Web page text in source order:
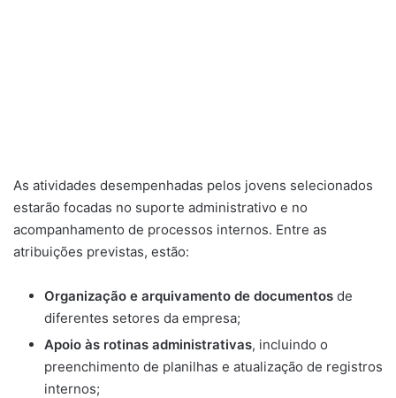
As atividades desempenhadas pelos jovens selecionados
estarão focadas no suporte administrativo e no
acompanhamento de processos internos. Entre as
atribuições previstas, estão:
Organização e arquivamento de documentos de
diferentes setores da empresa;
Apoio às rotinas administrativas, incluindo o
preenchimento de planilhas e atualização de registros
internos;